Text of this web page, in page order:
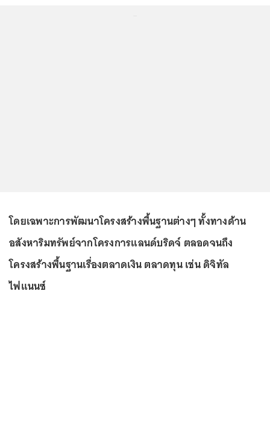
โดยเฉพาะการพัฒนาโครงสร้างพื้นฐานต่างๆ ทั้งทางด้าน
อสังหาริมทรัพย์จากโครงการแลนด์บริดจ์ ตลอดจนถึง
โครงสร้างพื้นฐานเรื่องตลาดเงิน ตลาดทุน เช่น ดิจิทัล
ไฟแนนซ์